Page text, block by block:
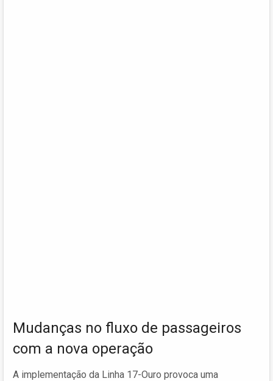
Mudanças no fluxo de passageiros
com a nova operação
A implementação da Linha 17-Ouro provoca uma